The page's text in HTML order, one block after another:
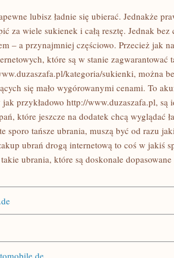
lubisz ładnie się ubierać. Jednakże
za wiele sukienek i całą resztę. Jednak
– a przynajmniej częściowo. Przecież jak
które są w stanie zagwarantować
kategoria/sukienki, można
się mało wygórowanymi cenami. To
przykładowo http://www.duzaszafa.pl,
które jeszcze na dodatek chcą wyglądać
sporo tańsze ubrania, muszą być od razu
ubrań drogą internetową to coś w jakiś
ubrania, które są doskonale